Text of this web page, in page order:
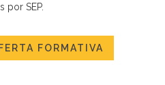
por SEP.
FORMATIVA